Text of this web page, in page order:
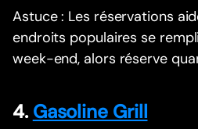
Astuce : Les réservations
endroits populaires se
week-end, alors réserve
4. Gasoline Grill